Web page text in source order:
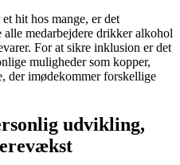
hit hos mange, er det
medarbejdere drikker alkohol
For at sikre inklusion er det
muligheder som kopper,
der imødekommer forskellige
udvikling,